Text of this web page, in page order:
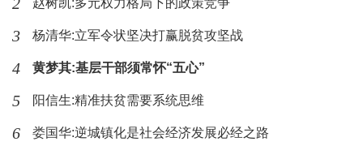
赵树凯:多元权力格局下的政策竞争
3 杨清华:立军令状坚决打赢脱贫攻坚战
4 黄梦其:基层干部须常怀“五心”
5 阳信生:精准扶贫需要系统思维
6 娄国华:逆城镇化是社会经济发展必经之路